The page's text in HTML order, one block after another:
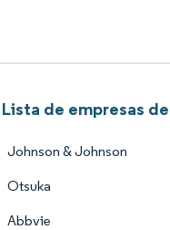
Lista de empresas
Johnson & Johnson
Otsuka
Abbvie